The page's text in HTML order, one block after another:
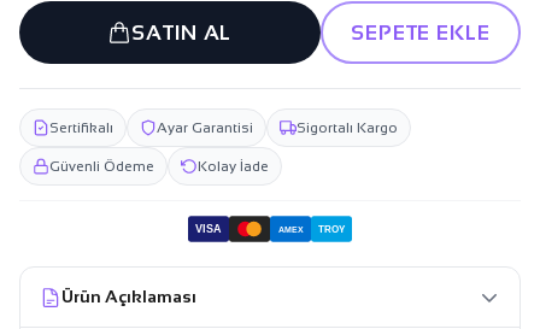
SATIN AL SEPETE EKLE
Sertifikalı Ayar Garantisi Sigortalı Kargo
Güvenli Ödeme Kolay İade
VISA AMEX TROY
Ürün Açıklaması